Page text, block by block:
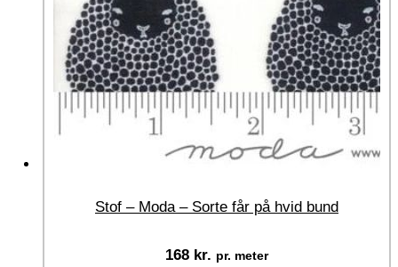
Stof – Moda – Sorte får på hvid bund
168 kr. pr. meter